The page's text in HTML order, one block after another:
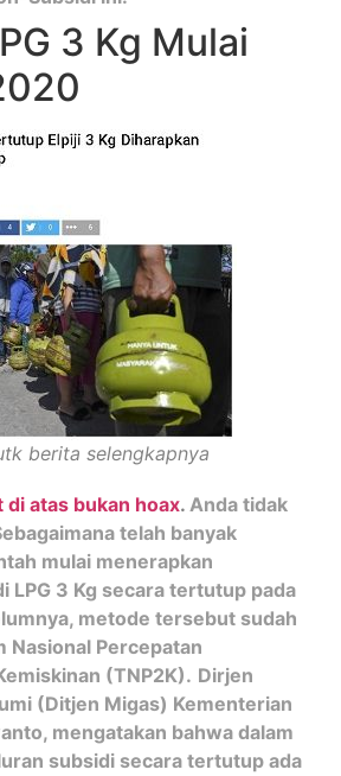
3 Kg Mulai
berita selengkapnya
atas bukan hoax. Anda tidak
telah banyak
mulai menerapkan
LPG 3 Kg secara tertutup pada
metode tersebut sudah
Nasional Percepatan
(TNP2K). Dirjen
(Ditjen Migas) Kementerian
mengatakan bahwa dalam
subsidi secara tertutup ada